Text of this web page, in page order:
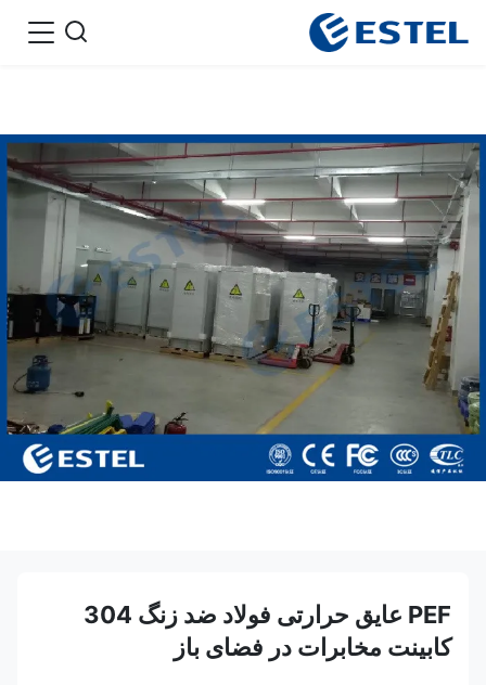
PEF عایق حرارتی فولاد ضد زنگ 304
کابینت مخابرات در فضای باز